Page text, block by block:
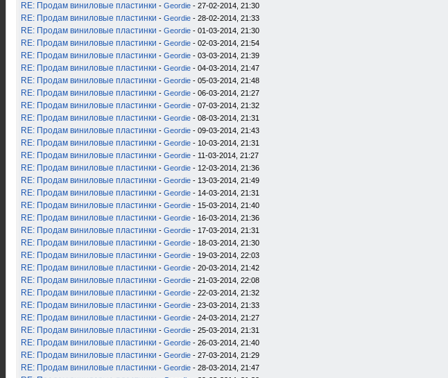
RE: Продам виниловые пластинки - Geordie - 27-02-2014, 21:30
RE: Продам виниловые пластинки - Geordie - 28-02-2014, 21:33
RE: Продам виниловые пластинки - Geordie - 01-03-2014, 21:30
RE: Продам виниловые пластинки - Geordie - 02-03-2014, 21:54
RE: Продам виниловые пластинки - Geordie - 03-03-2014, 21:39
RE: Продам виниловые пластинки - Geordie - 04-03-2014, 21:47
RE: Продам виниловые пластинки - Geordie - 05-03-2014, 21:48
RE: Продам виниловые пластинки - Geordie - 06-03-2014, 21:27
RE: Продам виниловые пластинки - Geordie - 07-03-2014, 21:32
RE: Продам виниловые пластинки - Geordie - 08-03-2014, 21:31
RE: Продам виниловые пластинки - Geordie - 09-03-2014, 21:43
RE: Продам виниловые пластинки - Geordie - 10-03-2014, 21:31
RE: Продам виниловые пластинки - Geordie - 11-03-2014, 21:27
RE: Продам виниловые пластинки - Geordie - 12-03-2014, 21:36
RE: Продам виниловые пластинки - Geordie - 13-03-2014, 21:49
RE: Продам виниловые пластинки - Geordie - 14-03-2014, 21:31
RE: Продам виниловые пластинки - Geordie - 15-03-2014, 21:40
RE: Продам виниловые пластинки - Geordie - 16-03-2014, 21:36
RE: Продам виниловые пластинки - Geordie - 17-03-2014, 21:31
RE: Продам виниловые пластинки - Geordie - 18-03-2014, 21:30
RE: Продам виниловые пластинки - Geordie - 19-03-2014, 22:03
RE: Продам виниловые пластинки - Geordie - 20-03-2014, 21:42
RE: Продам виниловые пластинки - Geordie - 21-03-2014, 22:08
RE: Продам виниловые пластинки - Geordie - 22-03-2014, 21:32
RE: Продам виниловые пластинки - Geordie - 23-03-2014, 21:33
RE: Продам виниловые пластинки - Geordie - 24-03-2014, 21:27
RE: Продам виниловые пластинки - Geordie - 25-03-2014, 21:31
RE: Продам виниловые пластинки - Geordie - 26-03-2014, 21:40
RE: Продам виниловые пластинки - Geordie - 27-03-2014, 21:29
RE: Продам виниловые пластинки - Geordie - 28-03-2014, 21:47